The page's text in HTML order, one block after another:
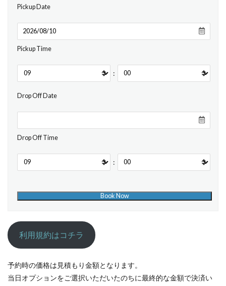
Pickup Date
Pickup Time
:
Drop Off Date
Drop Off Time
:
利用規約はコチラ
予約時の価格は見積もり金額となります。
当日オプションをご選択いただいたのちに最終的な金額で決済い